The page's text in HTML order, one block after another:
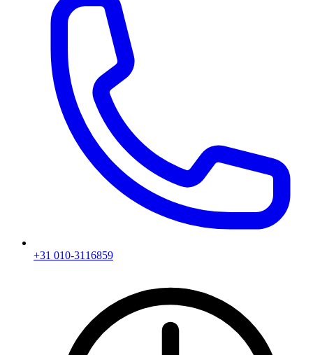
+31 010-3116859